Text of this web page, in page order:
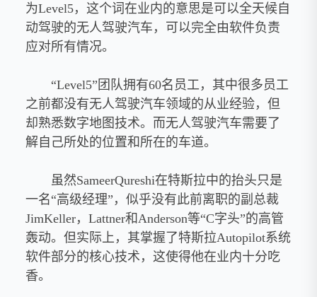
为Level5，这个词在业内的意思是可以全天候自
动驾驶的无人驾驶汽车，可以完全由软件负责
应对所有情况。
“Level5”团队拥有60名员工，其中很多员工
之前都没有无人驾驶汽车领域的从业经验，但
却熟悉数字地图技术。而无人驾驶汽车需要了
解自己所处的位置和所在的车道。
虽然SameerQureshi在特斯拉中的抬头只是
一名“高级经理”，似乎没有此前离职的副总裁
JimKeller，Lattner和Anderson等“C字头”的高管
轰动。但实际上，其掌握了特斯拉Autopilot系统
软件部分的核心技术，这使得他在业内十分吃
香。